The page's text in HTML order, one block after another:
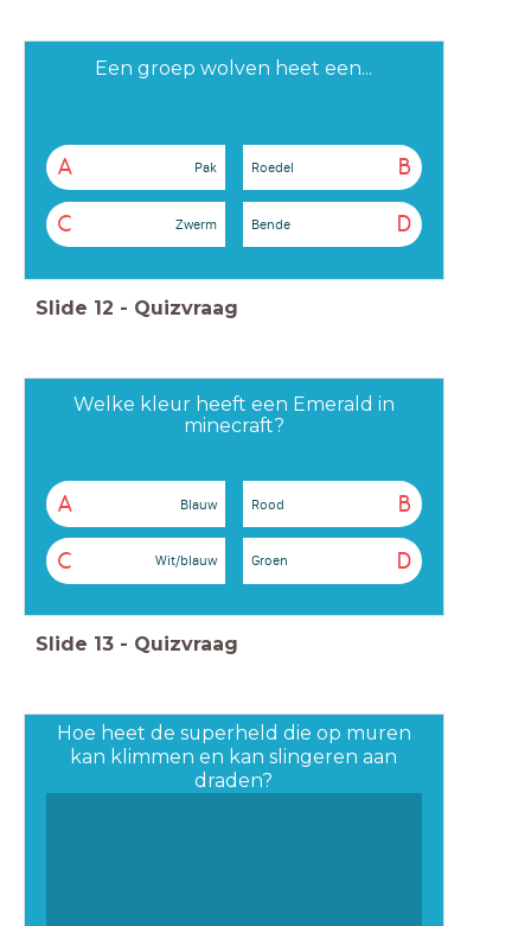
Een groep wolven heet een...
A Pak B
Roedel
C Zwerm D
Bende
Slide 12 - Quizvraag
Welke kleur heeft een Emerald in
minecraft?
A Blauw B
Rood
C Wit/blauw D
Groen
Slide 13 - Quizvraag
Hoe heet de superheld die op muren
kan klimmen en kan slingeren aan
draden?